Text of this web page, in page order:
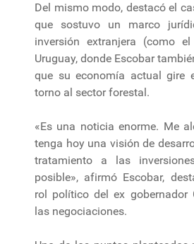
Del mismo modo, destacó el
que sostuvo un marco
inversión extranjera (como
Uruguay, donde Escobar
que su economía actual gire
torno al sector forestal.
«Es una noticia enorme. Me
tenga hoy una visión de
tratamiento a las
posible», afirmó Escobar,
rol político del ex gobernador
las negociaciones.